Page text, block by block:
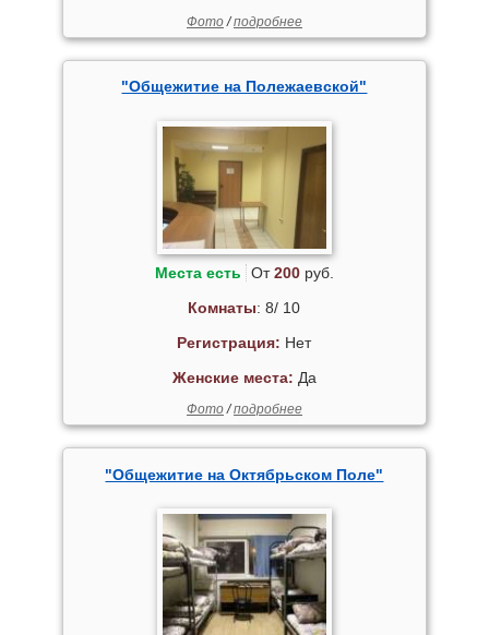
Фото/подробнее
"Общежитие на Полежаевской"
Места есть От200руб.
Комнаты: 8/ 10
Регистрация: Нет
Женские места: Да
Фото/подробнее
"Общежитие на Октябрьском Поле"